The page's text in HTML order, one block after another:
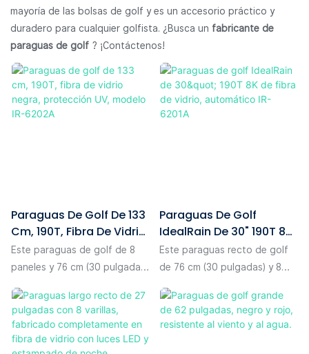
mayoría de las bolsas de golf y es un accesorio práctico y
duradero para cualquier golfista. ¿Busca un fabricante de
paraguas de golf ? ¡Contáctenos!
Paraguas De Golf De 133
Cm, 190T, Fibra De Vidrio
Negra, Protección UV,
Modelo IR-6202A
Este paraguas de golf de 8
paneles y 76 cm (30 pulgadas)
abierto de 133 cm, una
cobertura suficiente para
usted y su equipo. La cubierta
Paraguas De Golf
IdealRain De 30" 190T 8K
De Fibra De Vidrio,
Automático IR-6201A
Este paraguas recto de golf
de 76 cm (30 pulgadas) y 8
abierto de 130 cm, lo
suficientemente espacioso